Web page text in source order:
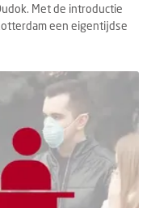
Met de introductie
een eigentijdse